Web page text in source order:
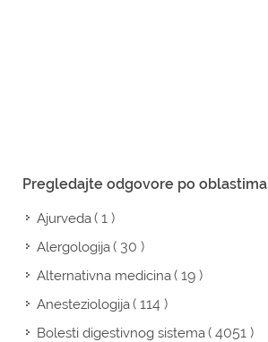
Pregledajte odgovore po oblastima
Ajurveda( 1 )
Alergologija( 30 )
Alternativna medicina( 19 )
Anesteziologija( 114 )
Bolesti digestivnog sistema( 4051 )